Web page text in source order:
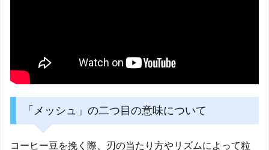
「メッシュ」の二つ目の意味について
コーヒー豆を挽く際、刃の当たり方やリズムによって粒